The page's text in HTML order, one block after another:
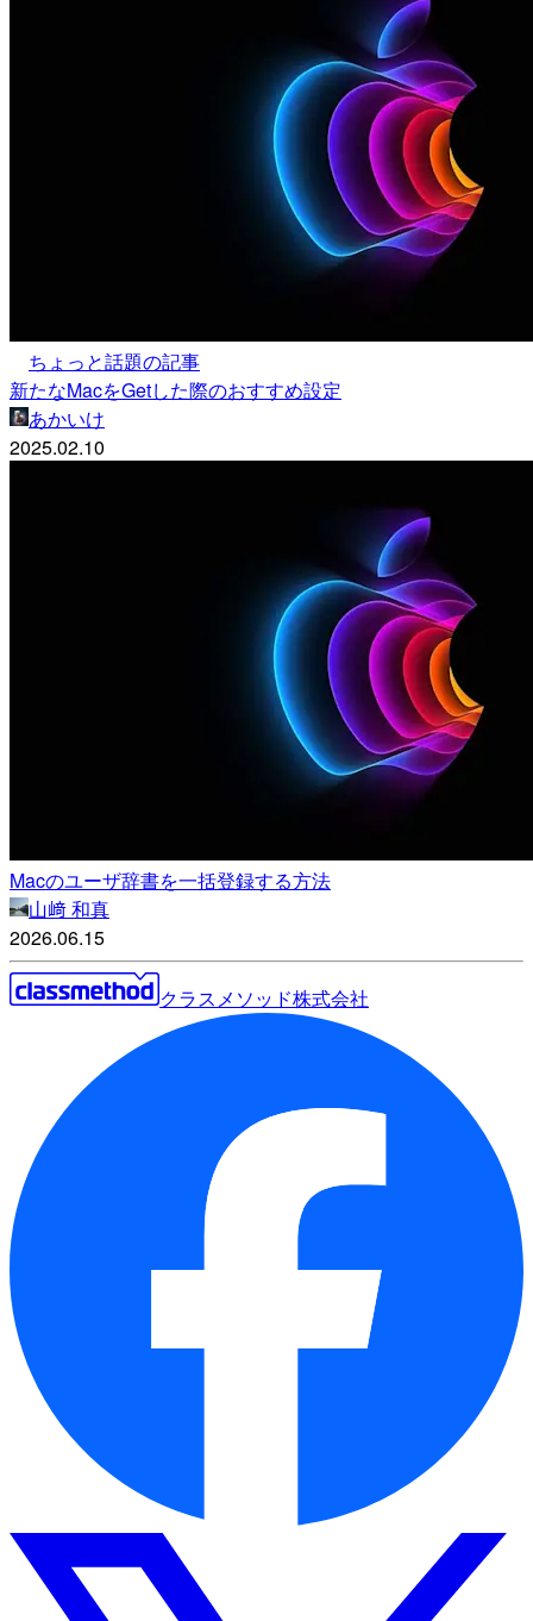
ちょっと話題の記事
新たなMacをGetした際のおすすめ設定
あかいけ
2025.02.10
Macのユーザ辞書を一括登録する方法
山﨑 和真
2026.06.15
クラスメソッド株式会社